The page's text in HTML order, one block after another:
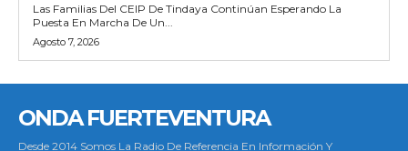
Las Familias Del CEIP De Tindaya Continúan Esperando La
Puesta En Marcha De Un...
Agosto 7, 2026
ONDA FUERTEVENTURA
Desde 2014 Somos La Radio De Referencia En Información Y